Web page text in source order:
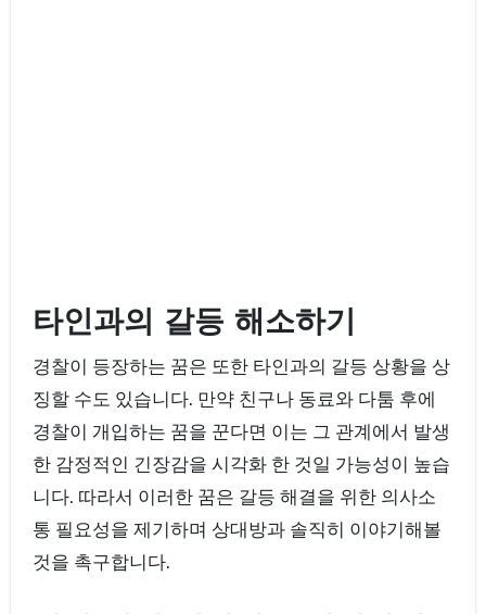
타인과의 갈등 해소하기
경찰이 등장하는 꿈은 또한 타인과의 갈등 상황을 상
징할 수도 있습니다. 만약 친구나 동료와 다툼 후에
경찰이 개입하는 꿈을 꾼다면 이는 그 관계에서 발생
한 감정적인 긴장감을 시각화 한 것일 가능성이 높습
니다. 따라서 이러한 꿈은 갈등 해결을 위한 의사소
통 필요성을 제기하며 상대방과 솔직히 이야기해볼
것을 촉구합니다.